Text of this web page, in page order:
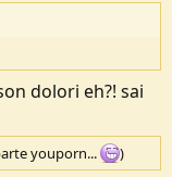
dolori eh?! sai
youporn... )